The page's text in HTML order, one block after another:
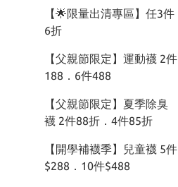
【🌟限量出清專區】任3件
6折
【父親節限定】運動襪 2件
188．6件488
【父親節限定】夏季除臭
襪 2件88折．4件85折
【開學補襪季】兒童襪 5件
$288．10件$488